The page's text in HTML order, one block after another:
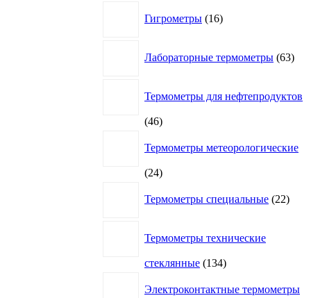
Гигрометры 16товаров
Лабораторные термометры 63
Термометры для нефтепродуктов
4646
Термометры метеорологические
2424
Термометры специальные 22
Термометры технические
стеклянные 134134
Электроконтактные термометры